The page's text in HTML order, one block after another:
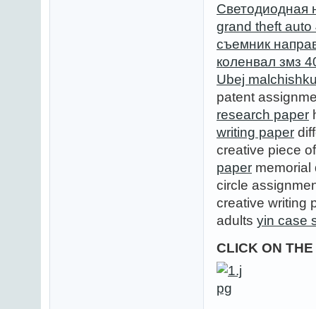
Светодиодная
grand theft auto
съемник
коленвал змз
Ubej
patent
research paper
writing paper
creative piece
paper
circle
creative writing
adults yin case
CLICK ON